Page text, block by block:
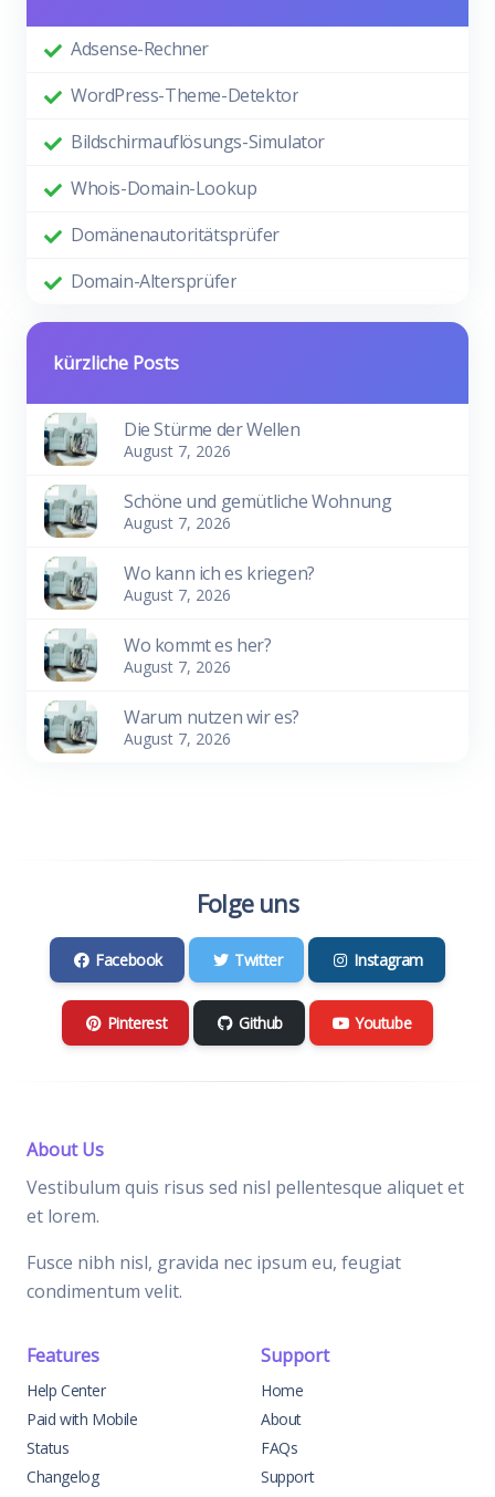
Adsense-Rechner
WordPress-Theme-Detektor
Bildschirmauflösungs-Simulator
Whois-Domain-Lookup
Domänenautoritätsprüfer
Domain-Altersprüfer
kürzliche Posts
Die Stürme der Wellen
August 7, 2026
Schöne und gemütliche Wohnung
August 7, 2026
Wo kann ich es kriegen?
August 7, 2026
Wo kommt es her?
August 7, 2026
Warum nutzen wir es?
August 7, 2026
Folge uns
Facebook Twitter Instagram
Pinterest Github Youtube
About Us
Vestibulum quis risus sed nisl pellentesque aliquet et
et lorem.
Fusce nibh nisl, gravida nec ipsum eu, feugiat
condimentum velit.
Features
Help Center
Paid with Mobile
Status
Changelog
Support
Home
About
FAQs
Support